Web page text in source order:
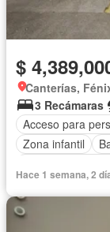
$
Canterías,
3 Recámaras
Acceso para
Zona infantil
Cuarto de
Internet
Televisión por
Hace 1 semana, 2